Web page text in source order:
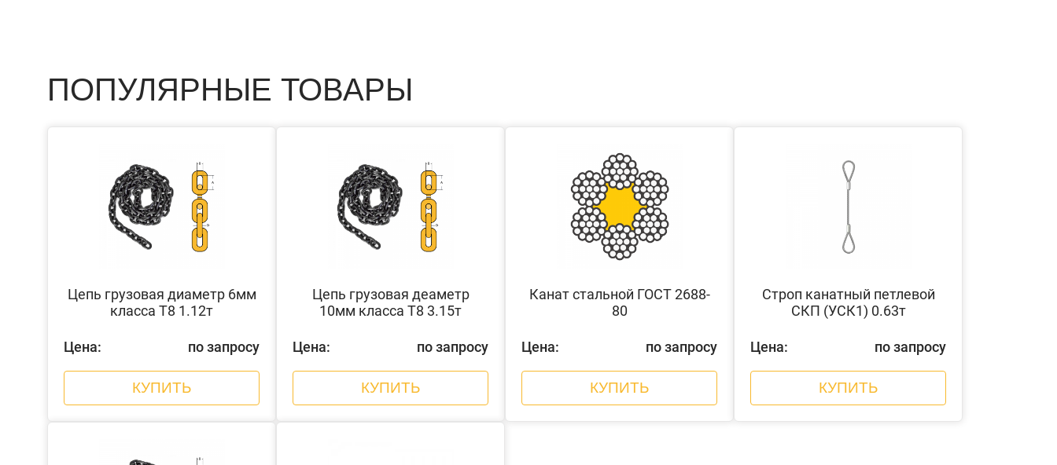
ПОПУЛЯРНЫЕ ТОВАРЫ
Цепь грузовая диаметр 6мм
класса Т8 1.12т
Цена: по запросу
КУПИТЬ
Цепь грузовая деаметр
10мм класса Т8 3.15т
Цена: по запросу
КУПИТЬ
Канат стальной ГОСТ 2688-
80
Цена: по запросу
КУПИТЬ
Строп канатный петлевой
СКП (УСК1) 0.63т
Цена: по запросу
КУПИТЬ